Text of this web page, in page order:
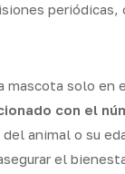
solo en
con el
animal o su
el